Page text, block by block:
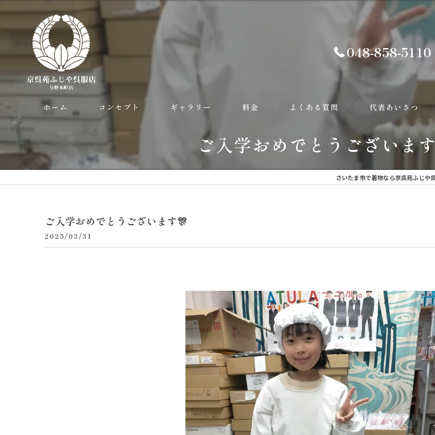
048-858-5110
ホーム コンセプト ギャラリー 料金 よくある質問 代表あいさつ
ご入学おめでとうございま
さいたま市で着物なら京呉苑ふじや
ご入学おめでとうございます🎊
2025/03/31